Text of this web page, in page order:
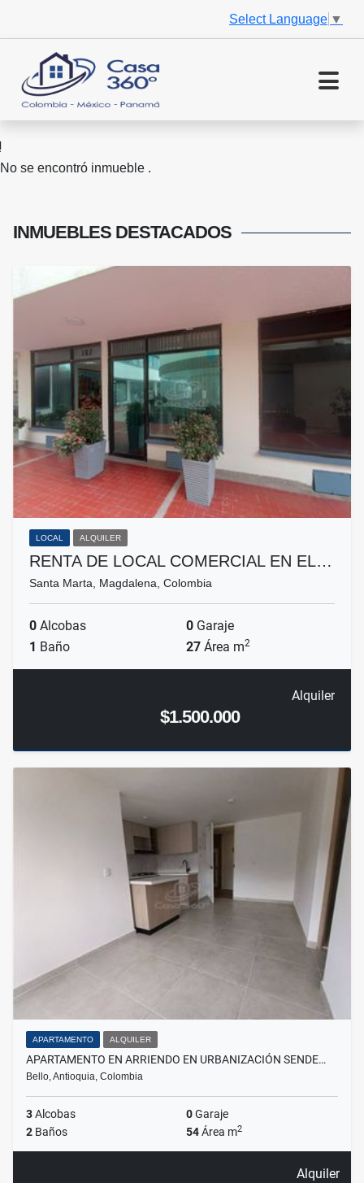
Select Language ▼
No se encontró inmueble .
INMUEBLES DESTACADOS
LOCAL ALQUILER
RENTA DE LOCAL COMERCIAL EN EL…
Santa Marta, Magdalena, Colombia
0 Alcobas 0 Garaje
1 Baño 27 Área m2
Alquiler
$1.500.000
APARTAMENTO ALQUILER
APARTAMENTO EN ARRIENDO EN URBANIZACIÓN SENDE…
Bello, Antioquia, Colombia
3Alcobas 0Garaje
2 Baños 54Área m2
Alquiler